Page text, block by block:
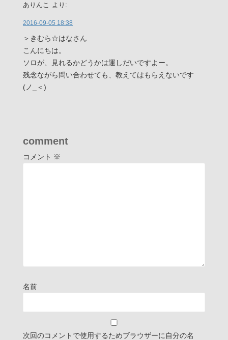
ありんこ より:
2016-09-05 18:38
＞きむら☆はなさん
こんにちは。
ソロが、見れるかどうかは運しだいですよー。
残念ながら問い合わせても、教えてはもらえないです
(ノ_＜)
comment
コメント ※
名前
次回のコメントで使用するためブラウザーに自分の名